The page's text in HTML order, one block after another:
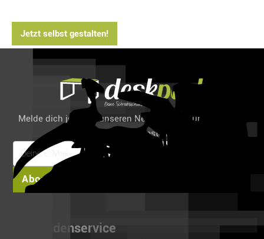
Jetzt selbst gestalten!
Melde dich jetzt für unseren Newsletter an und spare 6%
auf deine erste Bestellung!
Abonnieren
Kundenservice